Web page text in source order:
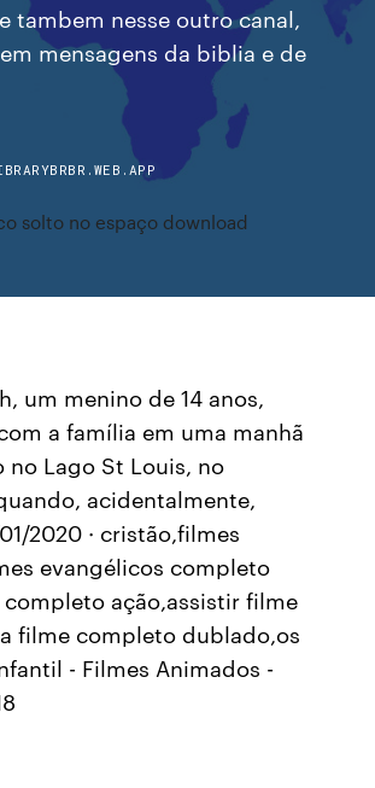
tambem nesse outro canal,
mensagens da biblia e de
solto no espaço download
um menino de 14 anos,
a família em uma manhã
no Lago St Louis, no
acidentalmente,
2020 · cristão,filmes
evangélicos completo
completo ação,assistir filme
filme completo dublado,os
- Filmes Animados -